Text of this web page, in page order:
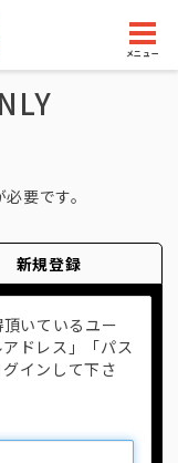
メニュー
要です。
新規登録
いているユー
ドレス」「パス
インして下さ